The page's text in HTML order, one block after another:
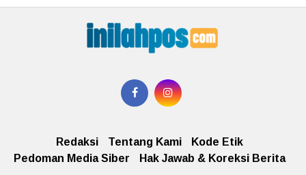
Redaksi Tentang Kami
Kode Etik
Pedoman Media Siber
Hak Jawab & Koreksi Berita